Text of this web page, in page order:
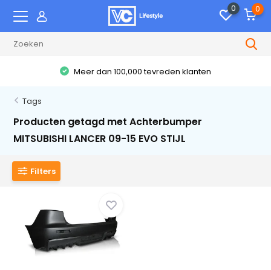
0 0
Meer dan 100,000 tevreden klanten
Tags
Producten getagd met Achterbumper
MITSUBISHI LANCER 09-15 EVO STIJL
Filters